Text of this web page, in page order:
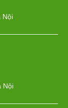
Nội
Nội